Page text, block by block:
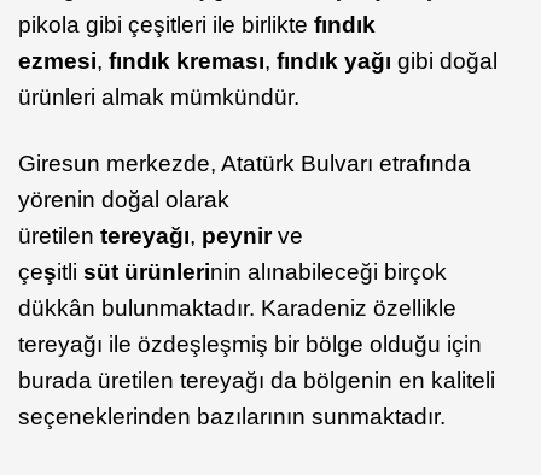
pikola gibi çeşitleri ile birlikte fındık
ezmesi, fındık kreması, fındık yağı gibi doğal
ürünleri almak mümkündür.
Giresun merkezde, Atatürk Bulvarı etrafında
yörenin doğal olarak
üretilen tereyağı, peynirve
çeşitli süt ürünlerinin alınabileceği birçok
dükkân bulunmaktadır. Karadeniz özellikle
tereyağı ile özdeşleşmiş bir bölge olduğu için
burada üretilen tereyağı da bölgenin en kaliteli
seçeneklerinden bazılarının sunmaktadır.